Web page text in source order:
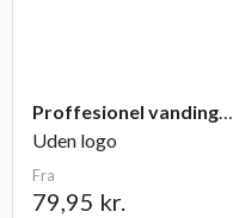
Proffesionel vandingspose 100 liter
Uden logo
Fra
79,95 kr.